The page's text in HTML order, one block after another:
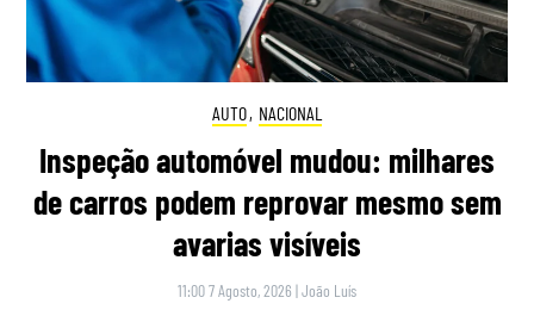
AUTO, NACIONAL
Inspeção automóvel mudou: milhares
de carros podem reprovar mesmo sem
avarias visíveis
11:00 7 Agosto, 2026 |João Luís